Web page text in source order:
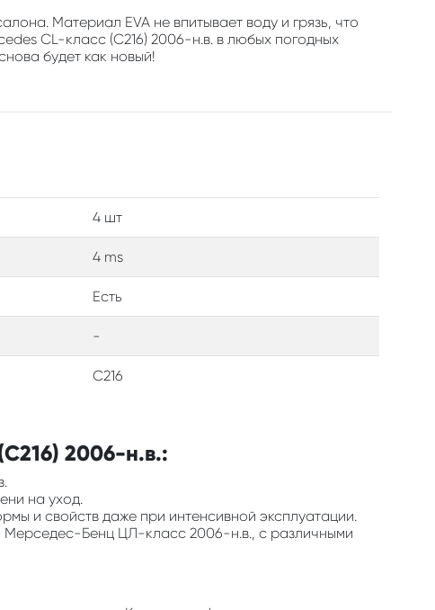
Материал EVA не впитывает воду и грязь, что
CL-класс (C216) 2006-н.в. в любых погодных
будет как новый!
4 шт
4 ms
Есть
-
C216
2006-н.в.:
на уход.
и свойств даже при интенсивной эксплуатации.
Мерседес-Бенц ЦЛ-класс 2006-н.в., с различными